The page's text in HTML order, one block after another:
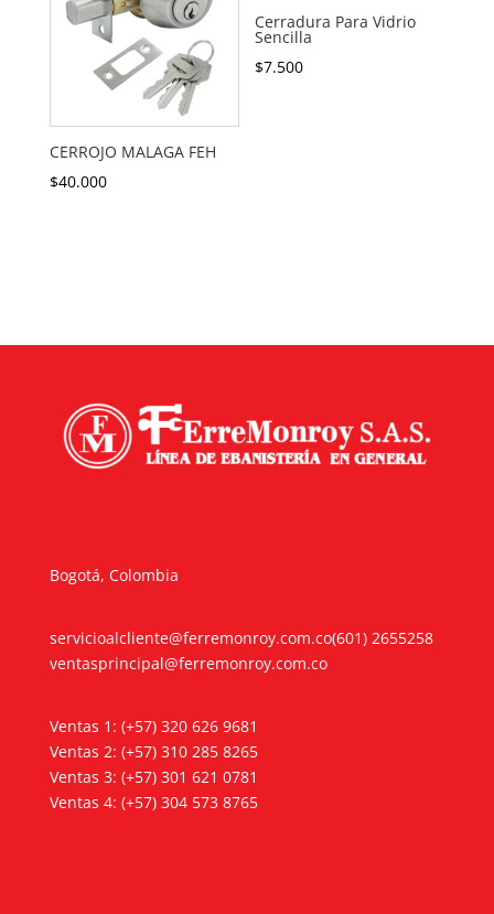
CERROJO MALAGA FEH
$40.000
Cerradura Para Vidrio
Sencilla
$7.500
Bogotá, Colombia
servicioalcliente@ferremonroy.com.co
ventasprincipal@ferremonroy.com.co
(601) 2655258
Ventas 1: (+57) 320 626 9681
Ventas 2: (+57) 310 285 8265
Ventas 3: (+57) 301 621 0781
Ventas 4: (+57) 304 573 8765